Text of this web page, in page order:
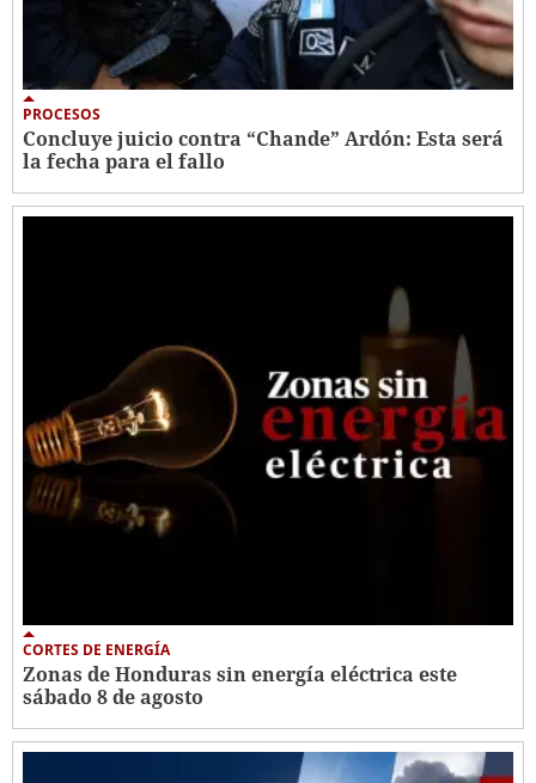
PROCESOS
Concluye juicio contra “Chande” Ardón: Esta será
la fecha para el fallo
CORTES DE ENERGÍA
Zonas de Honduras sin energía eléctrica este
sábado 8 de agosto